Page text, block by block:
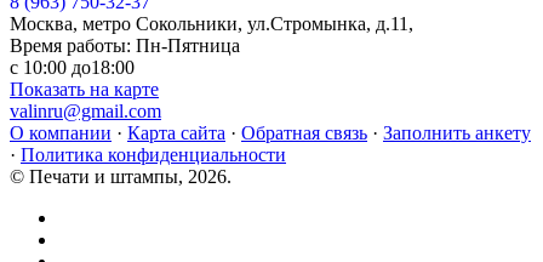
Москва, метро Сокольники, ул.Стромынка, д.11,
Время работы: Пн-Пятница
с 10:00 до18:00
Показать на карте
valinru@gmail.com
О компании · Карта сайта · Обратная связь · Заполнить анкету
· Политика конфиденциальности
© Печати и штампы, 2026.